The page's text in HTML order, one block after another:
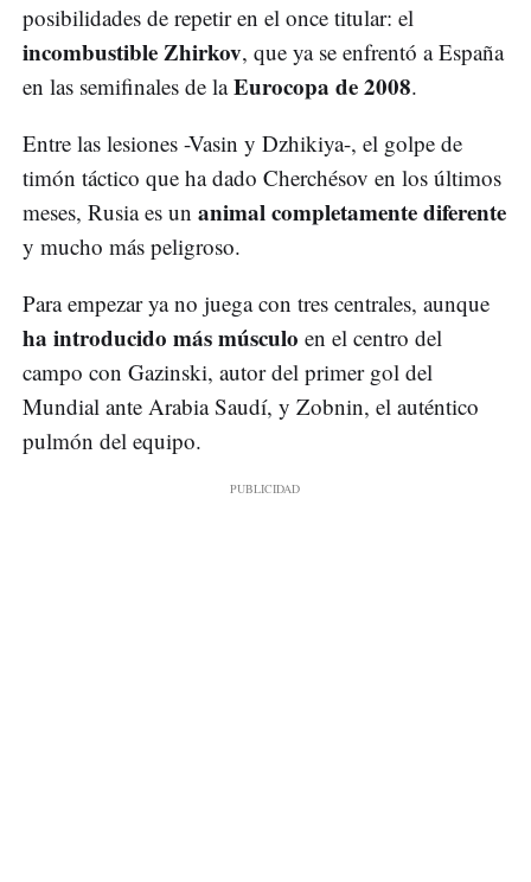
posibilidades de repetir en el once titular: el
incombustible Zhirkov, que ya se enfrentó a España
en las semifinales de laEurocopa de 2008.
Entre las lesiones -Vasin y Dzhikiya-, el golpe de
timón táctico que ha dado Cherchésov en los últimos
meses, Rusia es un animal completamente diferente
y mucho más peligroso.
Para empezar ya no juega con tres centrales, aunque
ha introducido más músculo en el centro del
campo con Gazinski, autor del primer gol del
Mundial ante Arabia Saudí, y Zobnin, el auténtico
pulmón del equipo.